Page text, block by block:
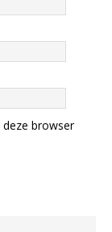
browser